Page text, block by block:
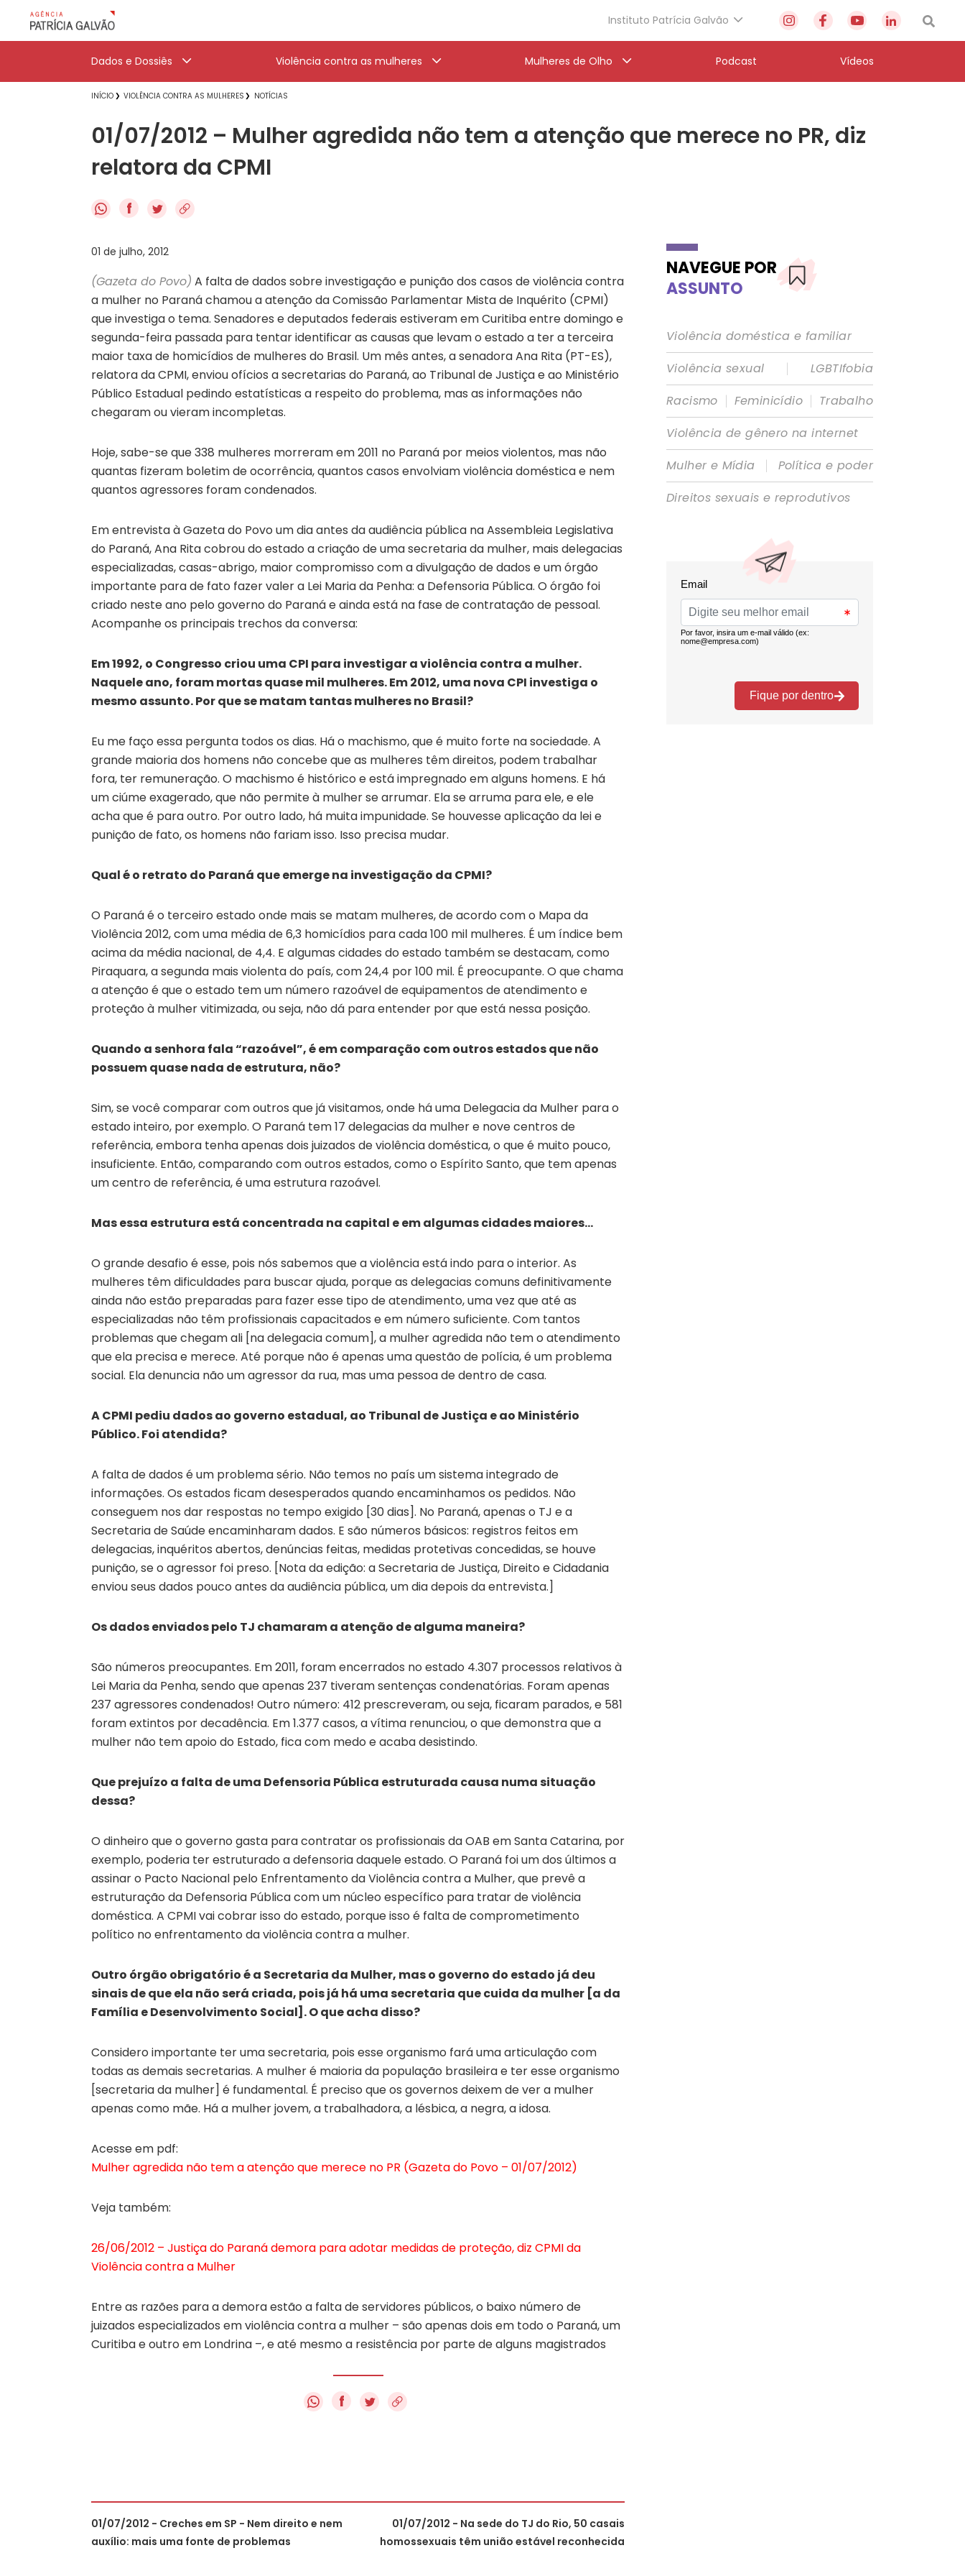
Instituto Patrícia Galvão
Dados e Dossiês Violência contra as mulheres Mulheres de Olho Podcast Vídeos
INÍCIO VIOLÊNCIA CONTRA AS MULHERES NOTÍCIAS
01/07/2012 – Mulher agredida não tem a atenção que merece no PR, diz
relatora da CPMI
f
01 de julho, 2012
(Gazeta do Povo) A falta de dados sobre investigação e punição dos casos de violência contra
a mulher no Paraná chamou a atenção da Comissão Parlamentar Mista de Inquérito (CPMI)
que investiga o tema. Senadores e deputados federais estiveram em Curitiba entre domingo e
segunda-feira passada para tentar identificar as causas que levam o estado a ter a terceira
maior taxa de homicídios de mulheres do Brasil. Um mês antes, a senadora Ana Rita (PT-ES),
relatora da CPMI, enviou ofícios a secretarias do Paraná, ao Tribunal de Justiça e ao Ministério
Público Estadual pedindo estatísticas a respeito do problema, mas as informações não
chegaram ou vieram incompletas.
Hoje, sabe-se que 338 mulheres morreram em 2011 no Paraná por meios violentos, mas não
quantas fizeram boletim de ocorrência, quantos casos envolviam violência doméstica e nem
quantos agressores foram condenados.
Em entrevista à Gazeta do Povo um dia antes da audiência pública na Assembleia Legislativa
do Paraná, Ana Rita cobrou do estado a criação de uma secretaria da mulher, mais delegacias
especializadas, casas-abrigo, maior compromisso com a divulgação de dados e um órgão
importante para de fato fazer valer a Lei Maria da Penha: a Defensoria Pública. O órgão foi
criado neste ano pelo governo do Paraná e ainda está na fase de contratação de pessoal.
Acompanhe os principais trechos da conversa:
Em 1992, o Congresso criou uma CPI para investigar a violência contra a mulher.
Naquele ano, foram mortas quase mil mulheres. Em 2012, uma nova CPI investiga o
mesmo assunto. Por que se matam tantas mulheres no Brasil?
Eu me faço essa pergunta todos os dias. Há o machismo, que é muito forte na sociedade. A
grande maioria dos homens não concebe que as mulheres têm direitos, podem trabalhar
fora, ter remuneração. O machismo é histórico e está impregnado em alguns homens. E há
um ciúme exagerado, que não permite à mulher se arrumar. Ela se arruma para ele, e ele
acha que é para outro. Por outro lado, há muita impunidade. Se houvesse aplicação da lei e
punição de fato, os homens não fariam isso. Isso precisa mudar.
Qual é o retrato do Paraná que emerge na investigação da CPMI?
O Paraná é o terceiro estado onde mais se matam mulheres, de acordo com o Mapa da
Violência 2012, com uma média de 6,3 homicídios para cada 100 mil mulheres. É um índice bem
acima da média nacional, de 4,4. E algumas cidades do estado também se destacam, como
Piraquara, a segunda mais violenta do país, com 24,4 por 100 mil. É preocupante. O que chama
a atenção é que o estado tem um número razoável de equipamentos de atendimento e
proteção à mulher vitimizada, ou seja, não dá para entender por que está nessa posição.
Quando a senhora fala “razoável”, é em comparação com outros estados que não
possuem quase nada de estrutura, não?
Sim, se você comparar com outros que já visitamos, onde há uma Delegacia da Mulher para o
estado inteiro, por exemplo. O Paraná tem 17 delegacias da mulher e nove centros de
referência, embora tenha apenas dois juizados de violência doméstica, o que é muito pouco,
insuficiente. Então, comparando com outros estados, como o Espírito Santo, que tem apenas
um centro de referência, é uma estrutura razoável.
Mas essa estrutura está con­­centrada na capital e em algumas cidades maiores…
O grande desafio é esse, pois nós sabemos que a violência está indo para o interior. As
mulheres têm dificuldades para buscar ajuda, porque as delegacias comuns definitivamente
ainda não estão preparadas para fazer esse tipo de atendimento, uma vez que até as
especializadas não têm profissionais capacitados e em número suficiente. Com tantos
problemas que chegam ali [na delegacia comum], a mulher agredida não tem o atendimento
que ela precisa e merece. Até porque não é apenas uma questão de polícia, é um problema
social. Ela denuncia não um agressor da rua, mas uma pessoa de dentro de casa.
A CPMI pediu dados ao governo estadual, ao Tribunal de Justiça e ao Ministério
Público. Foi atendida?
A falta de dados é um problema sério. Não temos no país um sistema integrado de
informações. Os estados ficam desesperados quando encaminhamos os pedidos. Não
conseguem nos dar respostas no tempo exigido [30 dias]. No Paraná, apenas o TJ e a
Secretaria de Saúde encaminharam dados. E são números básicos: registros feitos em
delegacias, inquéritos abertos, denúncias feitas, medidas protetivas concedidas, se houve
punição, se o agressor foi preso. [Nota da edição: a Secretaria de Justiça, Direito e Cidadania
enviou seus dados pouco antes da audiência pública, um dia depois da entrevista.]
Os dados enviados pelo TJ chamaram a atenção de alguma maneira?
São números preocupantes. Em 2011, foram encerrados no estado 4.307 processos relativos à
Lei Maria da Penha, sendo que apenas 237 tiveram sentenças condenatórias. Foram apenas
237 agressores condenados! Outro número: 412 prescreveram, ou seja, ficaram parados, e 581
foram extintos por decadência. Em 1.377 casos, a vítima renunciou, o que demonstra que a
mulher não tem apoio do Estado, fica com medo e acaba desistindo.
Que prejuízo a falta de uma Defensoria Pública estruturada causa numa situação
dessa?
O dinheiro que o governo gasta para contratar os profissionais da OAB em Santa Catarina, por
exemplo, poderia ter estruturado a defensoria daquele estado. O Paraná foi um dos últimos a
assinar o Pacto Nacional pelo Enfrentamento da Violência contra a Mulher, que prevê a
estruturação da Defensoria Pública com um núcleo específico para tratar de violência
doméstica. A CPMI vai cobrar isso do estado, porque isso é falta de comprometimento
político no enfrentamento da violência contra a mulher.
Outro órgão obrigatório é a Secretaria da Mulher, mas o governo do estado já deu
sinais de que ela não será criada, pois já há uma secretaria que cuida da mulher [a da
Família e Desenvolvimento Social]. O que acha disso?
Considero importante ter uma secretaria, pois esse organismo fará uma articulação com
todas as demais secretarias. A mulher é maioria da população brasileira e ter esse organismo
[secretaria da mulher] é fundamental. É preciso que os governos deixem de ver a mulher
apenas como mãe. Há a mulher jovem, a trabalhadora, a lésbica, a negra, a idosa.
Acesse em pdf:
Mulher agredida não tem a atenção que merece no PR (Gazeta do Povo – 01/07/2012)
Veja também:
26/06/2012 – Justiça do Paraná demora para adotar medidas de proteção, diz CPMI da
Violência contra a Mulher
Entre as razões para a demora estão a falta de servidores públicos, o baixo número de
juizados especializados em violência contra a mulher – são apenas dois em todo o Paraná, um
Curitiba e outro em Londrina –, e até mesmo a resistência por parte de alguns magistrados
f
01/07/2012 - Creches em SP - Nem direito e nem
auxílio: mais uma fonte de problemas
01/07/2012 - Na sede do TJ do Rio, 50 casais
homossexuais têm união estável reconhecida
NAVEGUE POR
ASSUNTO
Violência doméstica e familiar
Violência sexual
|
LGBTIfobia
Racismo | Feminicídio | Trabalho
Violência de gênero na internet
Mulher e Mídia
|
Política e poder
Direitos sexuais e reprodutivos